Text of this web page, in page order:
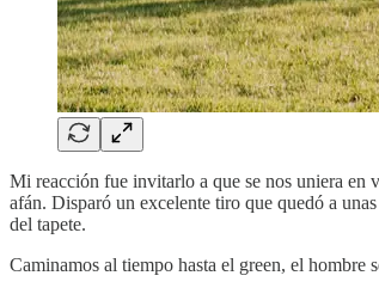
Mi reacción fue invitarlo a que se nos uniera en
afán. Disparó un excelente tiro que quedó a
del tapete.
Caminamos al tiempo hasta el green, el hombre